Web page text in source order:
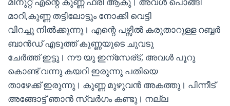
മാറി,കുണ്ണ തട്ടിലോട്ടും നോക്കി വെട്ടി
വിറച്ചു നിൽക്കുന്നു। എന്റെ പഴ്സിൽ കരുതാറുള്ള റബ്ബർ
ബാൻഡ് എടുത്ത് കുണ്ണയുടെ ചുവടു
ചേർത്ത് ഇട്ടു। നൗ യു ഇന്സേര്ട്, അവൾ പൂറു
കൊണ്ട് വന്നു കയറി ഇരുന്നു പതിയെ
താഴേക്ക് ഇരുന്നു। കുണ്ണ മുഴുവൻ അകത്തു। പിന്നീട്
അങ്ങോട്ട് ഞാൻ സ്വർഗം കണ്ടു। നല്ല